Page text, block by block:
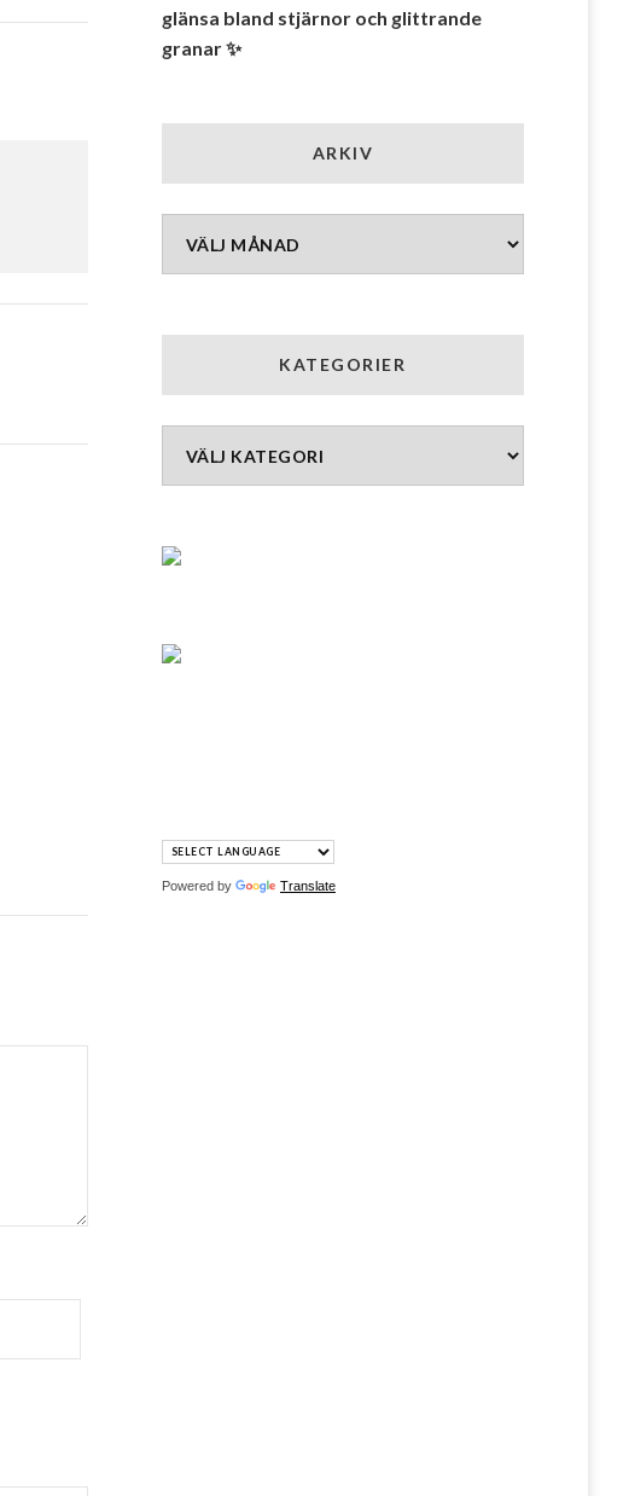
glänsa bland stjärnor och glittrande
granar ✨
ARKIV
Arkiv
KATEGORIER
Kategorier
Powered by Translate